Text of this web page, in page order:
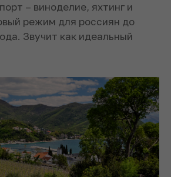
– виноделие, яхтинг и
режим для россиян до
Звучит как идеальный